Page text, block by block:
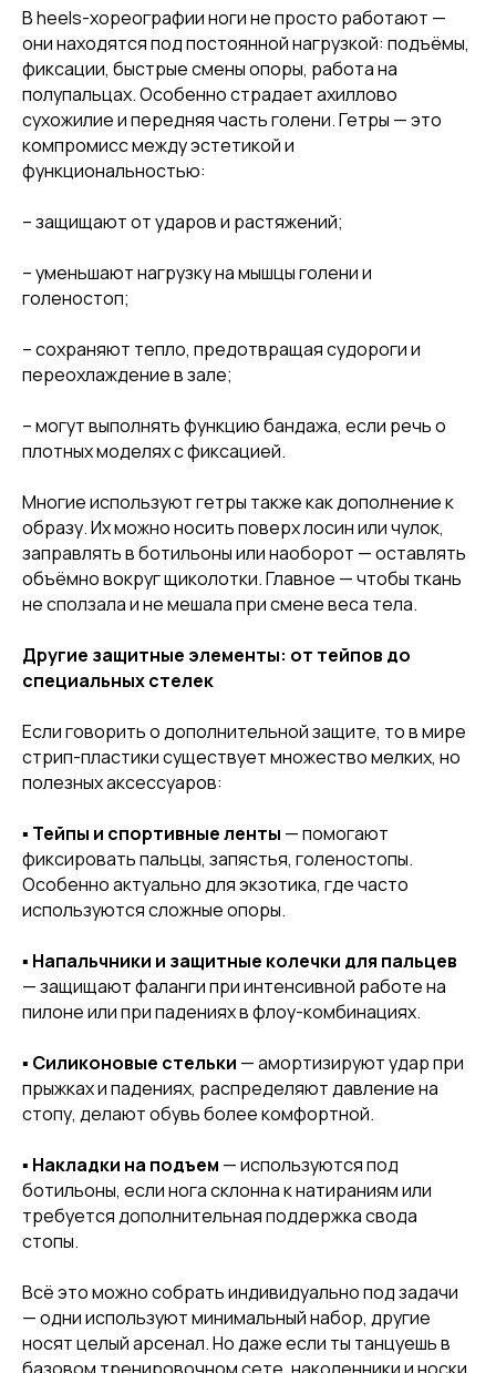
В heels-хореографии ноги не просто работают —
они находятся под постоянной нагрузкой: подъёмы,
фиксации, быстрые смены опоры, работа на
полупальцах. Особенно страдает ахиллово
сухожилие и передняя часть голени. Гетры — это
компромисс между эстетикой и
функциональностью:
– защищают от ударов и растяжений;
– уменьшают нагрузку на мышцы голени и
голеностоп;
– сохраняют тепло, предотвращая судороги и
переохлаждение в зале;
– могут выполнять функцию бандажа, если речь о
плотных моделях с фиксацией.
Многие используют гетры также как дополнение к
образу. Их можно носить поверх лосин или чулок,
заправлять в ботильоны или наоборот — оставлять
объёмно вокруг щиколотки. Главное — чтобы ткань
не сползала и не мешала при смене веса тела.
Другие защитные элементы: от тейпов до
специальных стелек
Если говорить о дополнительной защите, то в мире
стрип-пластики существует множество мелких, но
полезных аксессуаров:
▪️ Тейпы и спортивные ленты — помогают
фиксировать пальцы, запястья, голеностопы.
Особенно актуально для экзотика, где часто
используются сложные опоры.
▪️ Напальчники и защитные колечки для пальцев
— защищают фаланги при интенсивной работе на
пилоне или при падениях в флоу-комбинациях.
▪️ Силиконовые стельки — амортизируют удар при
прыжках и падениях, распределяют давление на
стопу, делают обувь более комфортной.
▪️ Накладки на подъем — используются под
ботильоны, если нога склонна к натираниям или
требуется дополнительная поддержка свода
стопы.
Всё это можно собрать индивидуально под задачи
— одни используют минимальный набор, другие
носят целый арсенал. Но даже если ты танцуешь в
[ DISCOUNTS ]
АКЦИИ